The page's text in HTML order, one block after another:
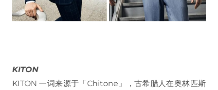
KITON
KITON 一词来源于「Chitone」，古希腊人在奥林匹斯